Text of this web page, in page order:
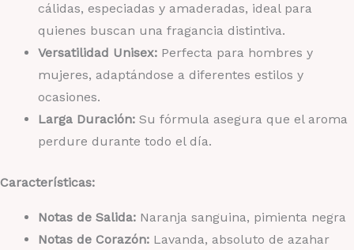
cálidas, especiadas y amaderadas, ideal para
quienes buscan una fragancia distintiva.
Versatilidad Unisex: Perfecta para hombres y
mujeres, adaptándose a diferentes estilos y
ocasiones.
Larga Duración: Su fórmula asegura que el aroma
perdure durante todo el día.
Características:
Notas de Salida: Naranja sanguina, pimienta negra
Notas de Corazón: Lavanda, absoluto de azahar